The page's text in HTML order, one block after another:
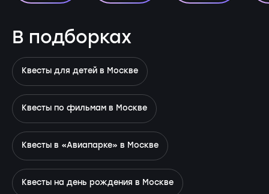
В подборках
Квесты для детей в Москве
Квесты по фильмам в Москве
Квесты в «Авиапарке» в Москве
Квесты на день рождения в Москве